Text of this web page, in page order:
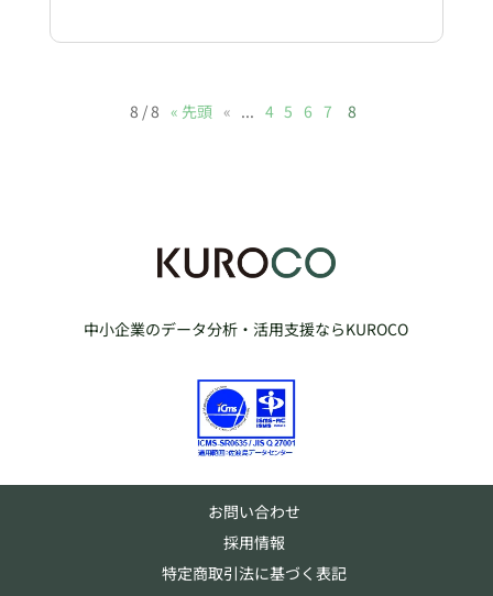
8 / 8 « 先頭 « ... 4 5 6 7 8
中小企業のデータ分析・活用支援ならKUROCO
お問い合わせ
採用情報
特定商取引法に基づく表記